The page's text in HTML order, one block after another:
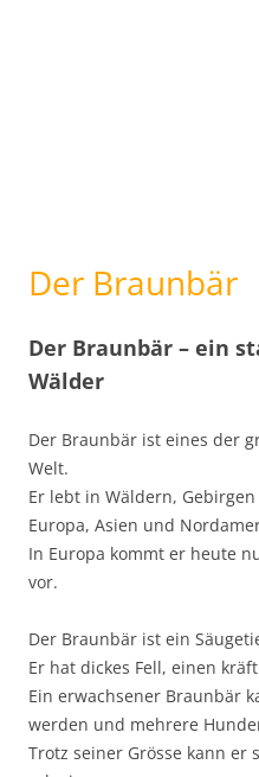
Der Braunbär
Der Braunbär – ein
Wälder
Der Braunbär ist eines der
Welt.
Er lebt in Wäldern,
Europa, Asien und
In Europa kommt er heute
vor.
Der Braunbär ist ein
Er hat dickes Fell, einen
Ein erwachsener Braunbär
werden und mehrere
Trotz seiner Grösse kann